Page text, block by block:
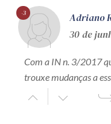
-3
Adriano
30 de
Com a IN n. 3/2017
trouxe mudanças a